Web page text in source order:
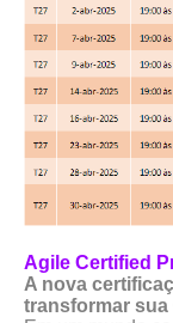
Agile Certified
A nova
transformar sua